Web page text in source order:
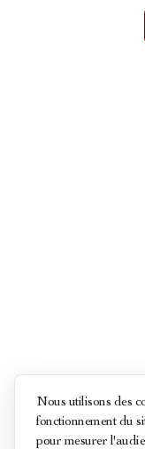
Nous utilisons des
fonctionnement du
pour mesurer